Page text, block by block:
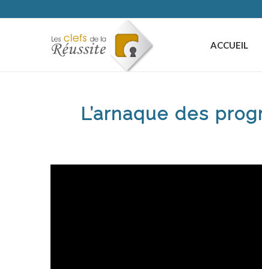
ACCUEIL
L’arnaque des